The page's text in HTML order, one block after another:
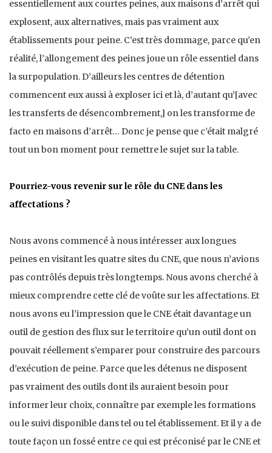
essentiellement aux courtes peines, aux maisons d’arrêt qui
explosent, aux alternatives, mais pas vraiment aux
établissements pour peine. C’est très dommage, parce qu’en
réalité, l’allongement des peines joue un rôle essentiel dans
la surpopulation. D’ailleurs les centres de détention
commencent eux aussi à exploser ici et là, d’autant qu’[avec
les transferts de désencombrement,] on les transforme de
facto en maisons d’arrêt… Donc je pense que c’était malgré
tout un bon moment pour remettre le sujet sur la table.
Pourriez-vous revenir sur le rôle du CNE dans les
affectations ?
Nous avons commencé à nous intéresser aux longues
peines en visitant les quatre sites du CNE, que nous n’avions
pas contrôlés depuis très longtemps. Nous avons cherché à
mieux comprendre cette clé de voûte sur les affectations. Et
nous avons eu l’impression que le CNE était davantage un
outil de gestion des flux sur le territoire qu’un outil dont on
pouvait réellement s’emparer pour construire des parcours
d’exécution de peine. Parce que les détenus ne disposent
pas vraiment des outils dont ils auraient besoin pour
informer leur choix, connaître par exemple les formations
ou le suivi disponible dans tel ou tel établissement. Et il y a de
toute façon un fossé entre ce qui est préconisé par le CNE et